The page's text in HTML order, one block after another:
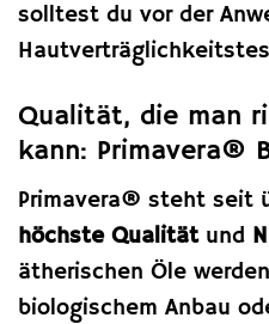
solltest du vor der
Qualität, die man
kann: Primavera®
Primavera® steht seit
höchste Qualitätund
ätherischen Öle
biologischem Anbau